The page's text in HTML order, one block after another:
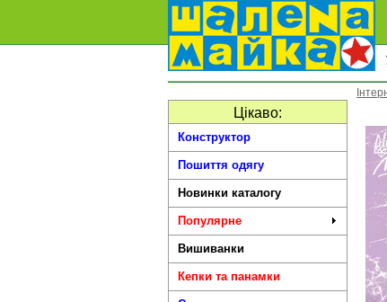
Цікаво:
Конструктор
Пошиття одягу
Новинки каталогу
Популярне
Вишиванки
Кепки та панамки